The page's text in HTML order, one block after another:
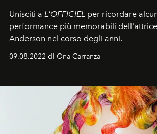
Unisciti a L'OFFICIEL per ricordare
performance più memorabili
Anderson nel corso degli anni.
09.08.2022 di Ona Carranza